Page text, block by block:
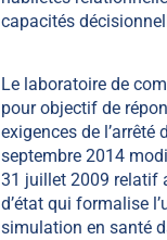
capacités
Le laboratoire de
pour objectif de
exigences de l’arrêté
septembre 2014
31 juillet 2009 relatif
d’état qui formalise
simulation en santé